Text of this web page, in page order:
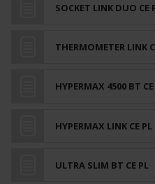
SOCKET LINK DUO CE
THERMOMETER LINK
HYPERMAX 4500 BT
HYPERMAX LINK CE PL
ULTRA SLIM BT CE PL